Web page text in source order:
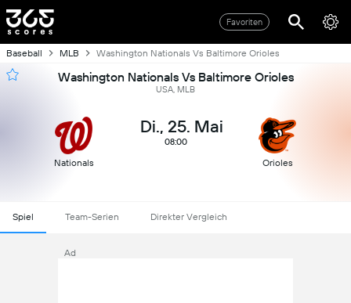
Favoriten
Baseball MLB Washington Nationals Vs Baltimore Orioles
Washington Nationals Vs Baltimore Orioles
USA, MLB
Nationals
Di., 25. Mai
08:00
Orioles
Spiel Team-Serien Direkter Vergleich
Ad